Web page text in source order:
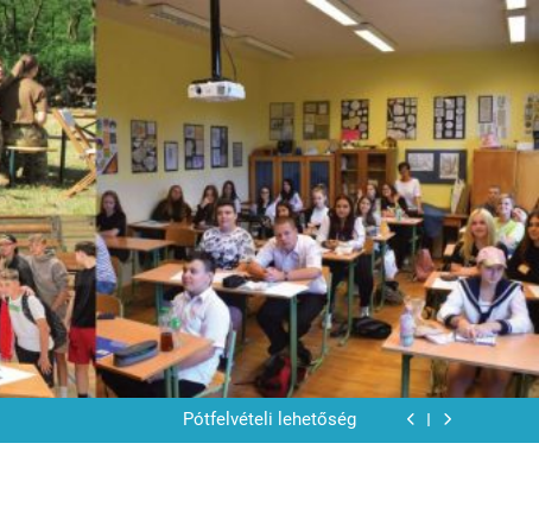
Főigazgató-helyettesi vezetői program
és Általános Iskola Batthyány Kázmér
tagintézményigazgató-helyettesi pályázat
Pótfelvételi lehetőség
Nyári ügyeleti napok